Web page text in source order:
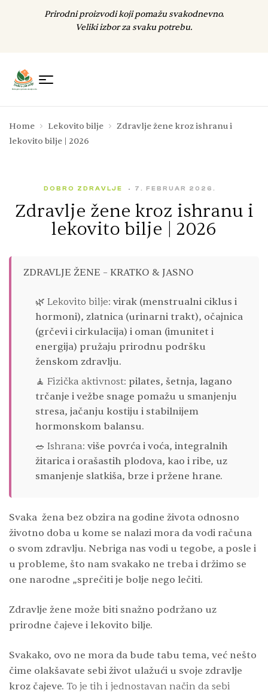
Prirodni proizvodi koji pomažu svakodnevno.
Veliki izbor za svaku potrebu.
Home Lekovito bilje
Zdravlje žene kroz ishranu i
lekovito bilje | 2026
7. FEBRUAR 2026.
DOBRO ZDRAVLJE
Zdravlje žene kroz ishranu i
lekovito bilje | 2026
ZDRAVLJE ŽENE – KRATKO & JASNO
🌿 Lekovito bilje: virak (menstrualni ciklus i
hormoni), zlatnica (urinarni trakt), očajnica
(grčevi i cirkulacija) i oman (imunitet i
energija) pružaju prirodnu podršku
ženskom zdravlju.
🧘 Fizička aktivnost: pilates, šetnja, lagano
trčanje i vežbe snage pomažu u smanjenju
stresa, jačanju kostiju i stabilnijem
hormonskom balansu.
🥗 Ishrana: više povrća i voća, integralnih
žitarica i orašastih plodova, kao i ribe, uz
smanjenje slatkiša, brze i pržene hrane.
Svaka žena bez obzira na godine života odnosno
životno doba u kome se nalazi mora da vodi računa
o svom zdravlju. Nebriga nas vodi u tegobe, a posle i
u probleme, što nam svakako ne treba i držimo se
one narodne „sprečiti je bolje nego lečiti.
Zdravlje žene može biti snažno podržano uz
prirodne čajeve i lekovito bilje.
Svakako, ovo ne mora da bude tabu tema, već nešto
čime olakšavate sebi život ulažući u svoje zdravlje
kroz čajeve. To je tih i jednostavan način da sebi